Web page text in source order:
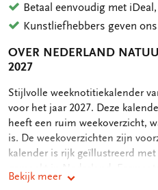
Betaal eenvoudig met
Kunstliefhebbers geven
OVER NEDERLAND
2027
OMSCHRIJVING
Stijlvolle weeknotitiekalender
voor het jaar 2027. Deze
heeft een ruim weekoverzicht,
is. De weekoverzichten zijn
kalender is rijk geïllustreerd
Bekijk meer